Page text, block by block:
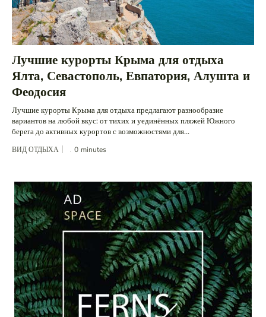
Лучшие курорты Крыма для отдыха
Ялта, Севастополь, Евпатория, Алушта и
Феодосия
Лучшие курорты Крыма для отдыха предлагают разнообразие
вариантов на любой вкус: от тихих и уединённых пляжей Южного
берега до активных курортов с возможностями для...
ВИД ОТДЫХА 0 minutes